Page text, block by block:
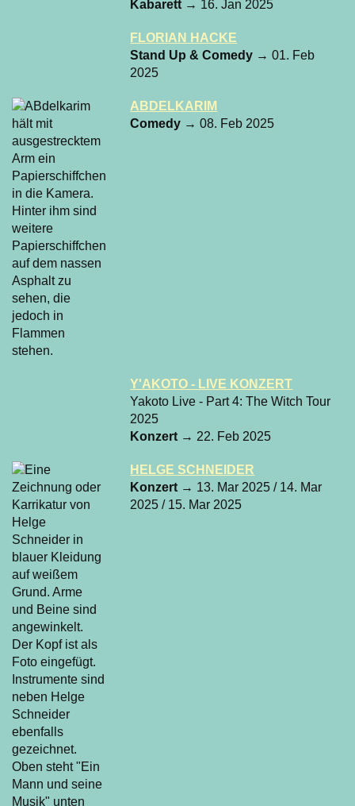
Kabarett → 16. Jan 2025
FLORIAN HACKE
Stand Up & Comedy → 01. Feb
2025
ABDELKARIM
Comedy → 08. Feb 2025
Y'AKOTO - LIVE KONZERT
Yakoto Live - Part 4: The Witch Tour
2025
Konzert → 22. Feb 2025
HELGE SCHNEIDER
Konzert → 13. Mar 2025 / 14. Mar
2025 / 15. Mar 2025